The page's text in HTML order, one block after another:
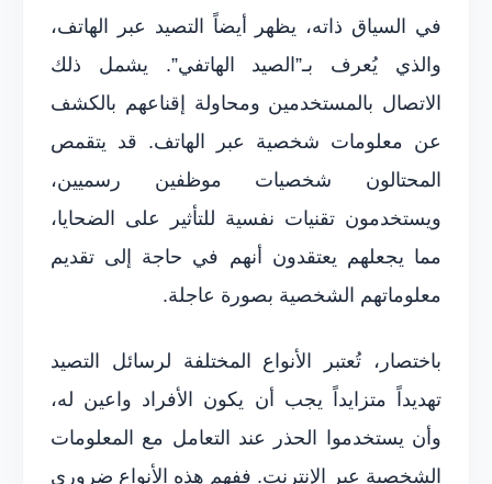
في السياق ذاته، يظهر أيضاً التصيد عبر الهاتف،
والذي يُعرف بـ”الصيد الهاتفي”. يشمل ذلك
الاتصال بالمستخدمين ومحاولة إقناعهم بالكشف
عن معلومات شخصية عبر الهاتف. قد يتقمص
المحتالون شخصيات موظفين رسميين،
ويستخدمون تقنيات نفسية للتأثير على الضحايا،
مما يجعلهم يعتقدون أنهم في حاجة إلى تقديم
معلوماتهم الشخصية بصورة عاجلة.
باختصار، تُعتبر الأنواع المختلفة لرسائل التصيد
تهديداً متزايداً يجب أن يكون الأفراد واعين له،
وأن يستخدموا الحذر عند التعامل مع المعلومات
الشخصية عبر الإنترنت. ففهم هذه الأنواع ضروري